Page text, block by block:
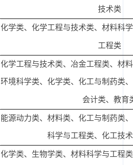
技术类
化学类、化学工程与技术类、材料科
工程类
化学工程与技术类、冶金工程类、材
环境科学类、化学类、 化工与制药类
会计类、教育
能源动力类、材料类、化工与制药类
科学与工程类、化工技
化学类、生物学类、材料科学与工程